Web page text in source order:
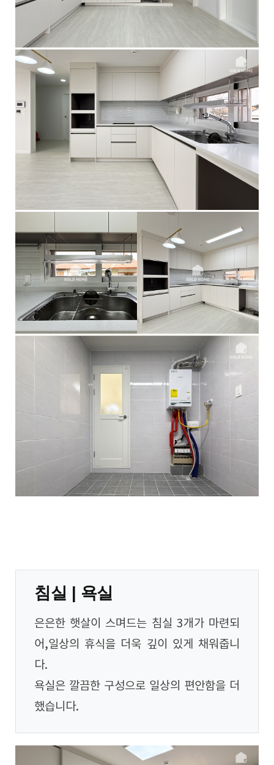
침실 | 욕실
은은한 햇살이 스며드는 침실 3개가 마련되
어,일상의 휴식을 더욱 깊이 있게 채워줍니
다.
욕실은 깔끔한 구성으로 일상의 편안함을 더
했습니다.